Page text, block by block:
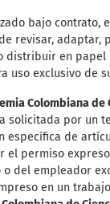
bajo contrato,
revisar, adaptar,
distribuir en papel
uso exclusivo de
Colombiana de
solicitada por un
específica de
el permiso
del empleador
en un